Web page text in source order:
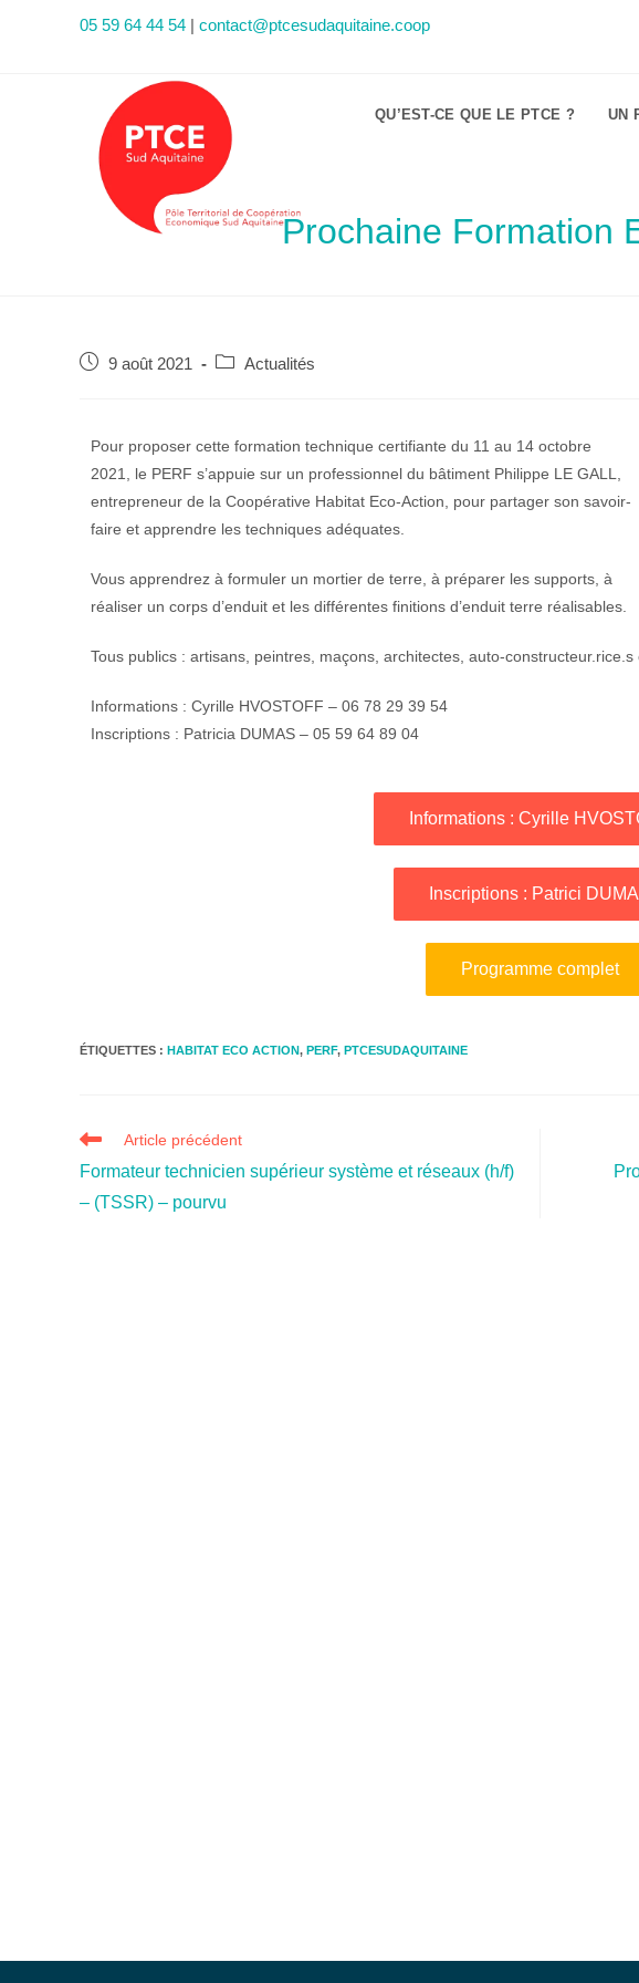
05 59 64 44 54 | contact@ptcesudaquitaine.coop
QU’EST-CE QUE LE PTCE ? UN
Prochaine Formation
9 août 2021 Actualités
Pour proposer cette formation technique certifiante du 11 au 14 octobre
2021, le PERF s’appuie sur un professionnel du bâtiment Philippe LE GALL,
entrepreneur de la Coopérative Habitat Eco-Action, pour partager son savoir-
faire et apprendre les techniques adéquates.
Vous apprendrez à formuler un mortier de terre, à préparer les supports, à
réaliser un corps d’enduit et les différentes finitions d’enduit terre réalisables.
Tous publics : artisans, peintres, maçons, architectes, auto-constructeur.rice.s
Informations : Cyrille HVOSTOFF – 06 78 29 39 54
Inscriptions : Patricia DUMAS – 05 59 64 89 04
Informations : Cyrille
Inscriptions : Patrici
Programme complet
ÉTIQUETTES : HABITAT ECO ACTION, PERF, PTCESUDAQUITAINE
Article précédent
Formateur technicien supérieur système et réseaux (h/f)
– (TSSR) – pourvu